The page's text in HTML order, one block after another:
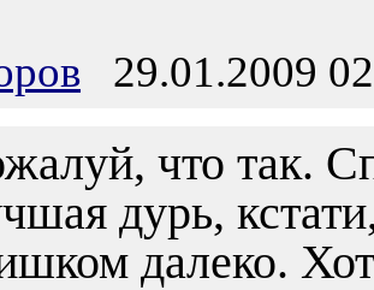
29.01.2009
что так.
дурь,
далеко.